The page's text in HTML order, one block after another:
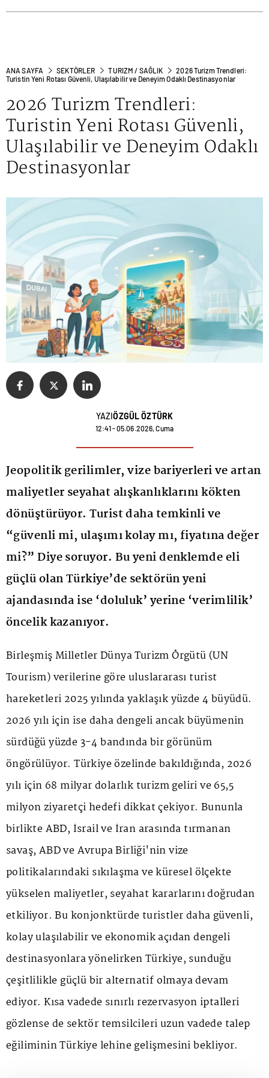
ANA SAYFA SEKTÖRLER TURIZM / SAĞLIK
2026 Turizm Trendleri:
Turistin Yeni Rotası Güvenli, Ulaşılabilir ve Deneyim Odaklı Destinasyonlar
2026 Turizm Trendleri:
Turistin Yeni Rotası Güvenli,
Ulaşılabilir ve Deneyim Odaklı
Destinasyonlar
YAZIÖZGÜL ÖZTÜRK
12:41 - 05.06.2026, Cuma
Jeopolitik gerilimler, vize bariyerleri ve artan
maliyetler seyahat alışkanlıklarını kökten
dönüştürüyor. Turist daha temkinli ve
“güvenli mi, ulaşımı kolay mı, fiyatına değer
mi?” Diye soruyor. Bu yeni denklemde eli
güçlü olan Türkiye’de sektörün yeni
ajandasında ise ‘doluluk’ yerine ‘verimlilik’
öncelik kazanıyor.
Birleşmiş Milletler Dünya Turizm Örgütü (UN
Tourism) verilerine göre uluslararası turist
hareketleri 2025 yılında yaklaşık yüzde 4 büyüdü.
2026 yılı için ise daha dengeli ancak büyümenin
sürdüğü yüzde 3-4 bandında bir görünüm
öngörülüyor. Türkiye özelinde bakıldığında, 2026
yılı için 68 milyar dolarlık turizm geliri ve 65,5
milyon ziyaretçi hedefi dikkat çekiyor. Bununla
birlikte ABD, İsrail ve İran arasında tırmanan
savaş, ABD ve Avrupa Birliği'nin vize
politikalarındaki sıkılaşma ve küresel ölçekte
yükselen maliyetler, seyahat kararlarını doğrudan
etkiliyor. Bu konjonktürde turistler daha güvenli,
kolay ulaşılabilir ve ekonomik açıdan dengeli
destinasyonlara yönelirken Türkiye, sunduğu
çeşitlilikle güçlü bir alternatif olmaya devam
ediyor. Kısa vadede sınırlı rezervasyon iptalleri
gözlense de sektör temsilcileri uzun vadede talep
eğiliminin Türkiye lehine gelişmesini bekliyor.